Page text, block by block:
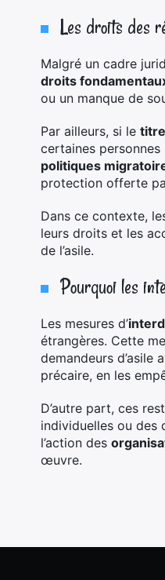
Les droits des
Malgré un cadre
droits
ou un manque de
Par ailleurs, si le
certaines
politiques
protection offerte
Dans ce contexte,
leurs droits et les
de l’asile.
Pourquoi les
Les mesures d’
étrangères. Cette
demandeurs d’asile
précaire, en les
D’autre part, ces
individuelles ou des
l’action des
œuvre.